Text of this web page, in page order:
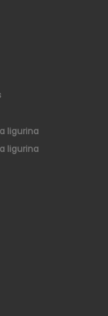
ligurina
ligurina